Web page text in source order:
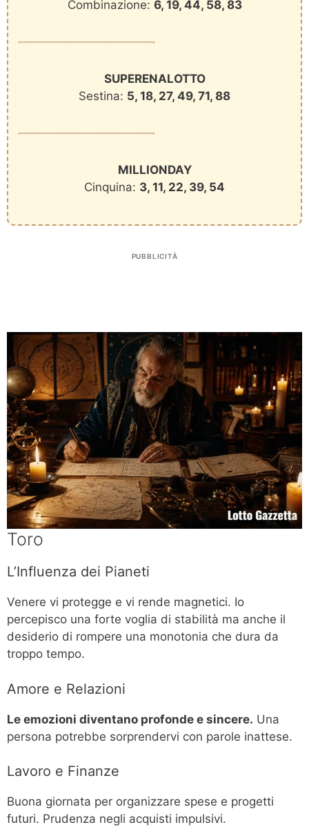
Combinazione: 6, 19, 44, 58, 83
SUPERENALOTTO
Sestina: 5, 18, 27, 49, 71, 88
MILLIONDAY
Cinquina: 3, 11, 22, 39, 54
PUBBLICITÀ
Toro
L’Influenza dei Pianeti
Venere vi protegge e vi rende magnetici. Io
percepisco una forte voglia di stabilità ma anche il
desiderio di rompere una monotonia che dura da
troppo tempo.
Amore e Relazioni
Le emozioni diventano profonde e sincere. Una
persona potrebbe sorprendervi con parole inattese.
Lavoro e Finanze
Buona giornata per organizzare spese e progetti
futuri. Prudenza negli acquisti impulsivi.